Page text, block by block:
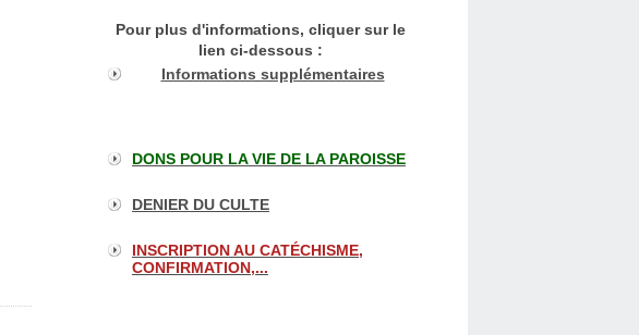
Pour plus d'informations, cliquer sur le
lien ci-dessous :
Informations supplémentaires
DONS POUR LA VIE DE LA PAROISSE
DENIER DU CULTE
INSCRIPTION AU CATÉCHISME,
CONFIRMATION,...